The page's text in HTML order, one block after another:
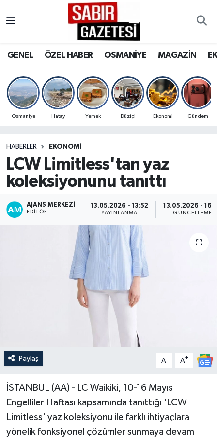
GENEL ÖZEL HABER OSMANİYE MAGAZİN
Osmaniye Hatay Yemek Düziçi Ekonomi Gündem
HABERLER EKONOMI
LCW Limitless'tan yaz
koleksiyonunu tanıttı
AJANS MERKEZI
EDITÖR
13.05.2026 - 13:52
YAYINLANMA
13.05.2026 -
GÜNCELLEME
Paylaş A- A+
İSTANBUL (AA) - LC Waikiki, 10-16 Mayıs
Engelliler Haftası kapsamında tanıttığı 'LCW
Limitless' yaz koleksiyonu ile farklı ihtiyaçlara
yönelik fonksiyonel çözümler sunmaya devam
OSMANİYE
MAGAZİN
SPOR
RESMİ İLANLAR
Osmaniye Nöbetçi Eczaneler
Osmaniye Trafik Yoğunluk Haritası
Süper Lig Puan Durumu ve Fikstür
Son Dakika Haberleri
Haber Arşivi